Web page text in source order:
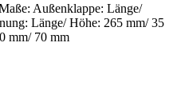
Außenklappe: Länge/
Länge/ Höhe: 265 mm/ 35
mm/ 70 mm